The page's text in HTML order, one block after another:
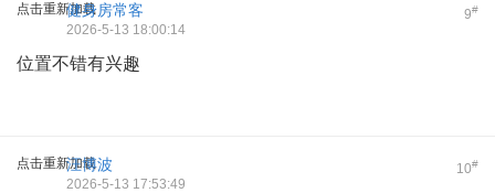
点击重新加载 9#
健身房常客
2026-5-13 18:00:14
位置不错有兴趣
点击重新加载 10#
汪博波
2026-5-13 17:53:49